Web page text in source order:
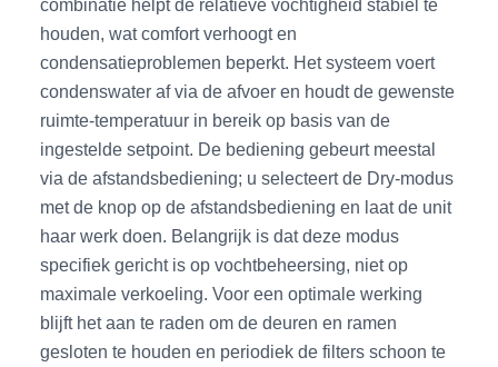
combinatie helpt de relatieve vochtigheid stabiel te
houden, wat comfort verhoogt en
condensatieproblemen beperkt. Het systeem voert
condenswater af via de afvoer en houdt de gewenste
ruimte-temperatuur in bereik op basis van de
ingestelde setpoint. De bediening gebeurt meestal
via de afstandsbediening; u selecteert de Dry-modus
met de knop op de afstandsbediening en laat de unit
haar werk doen. Belangrijk is dat deze modus
specifiek gericht is op vochtbeheersing, niet op
maximale verkoeling. Voor een optimale werking
blijft het aan te raden om de deuren en ramen
gesloten te houden en periodiek de filters schoon te